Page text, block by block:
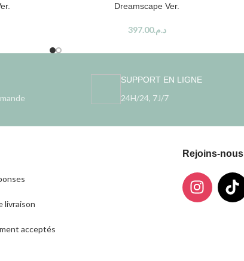
Dreamscape Ver.
د.م.397.00
SUPPORT EN LIGNE
24H/24, 7J/7
livraison
acceptés
Rejoins-nous